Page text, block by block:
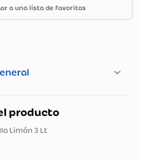
producto
Limón 3 Lt